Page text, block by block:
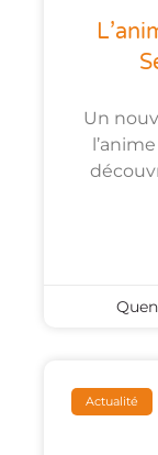
Un
Actualité